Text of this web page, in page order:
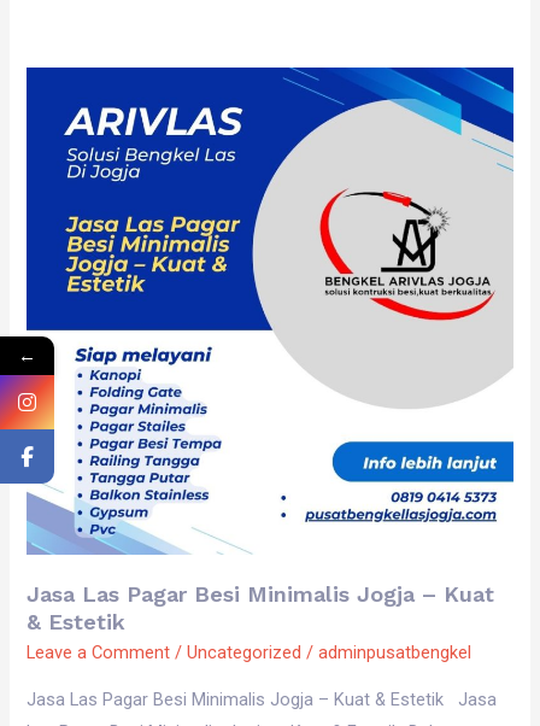
Jasa Las Pagar Besi Minimalis Jogja – Kuat
& Estetik
Leave a Comment /Uncategorized /adminpusatbengkel
Jasa Las Pagar Besi Minimalis Jogja – Kuat & Estetik Jasa
Pagar
Minimalis
Jogja
&
Estetik
←